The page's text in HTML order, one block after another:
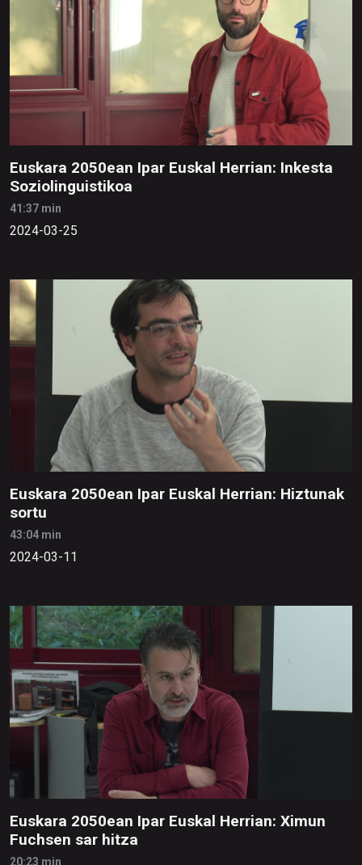
Euskara 2050ean Ipar Euskal Herrian: Inkesta
Soziolinguistikoa
41:37 min
2024-03-25
Euskara 2050ean Ipar Euskal Herrian: Hiztunak
sortu
43:04 min
2024-03-11
Euskara 2050ean Ipar Euskal Herrian: Ximun
Fuchsen sar hitza
20:23 min